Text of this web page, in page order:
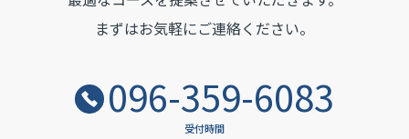
まずはお気軽にご連絡ください。
096-359-6083
受付時間